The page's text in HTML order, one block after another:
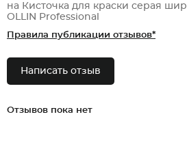
на Кисточка для краски серая
OLLIN Professional
Правила публикации отзывов*
Написать отзыв
Отзывов пока нет